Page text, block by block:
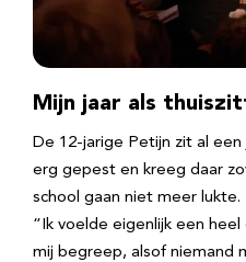
Mijn jaar als
De 12-jarige Petijn zit al
erg gepest en kreeg daar
school gaan niet meer
“Ik voelde eigenlijk een
mij begreep, alsof niemand